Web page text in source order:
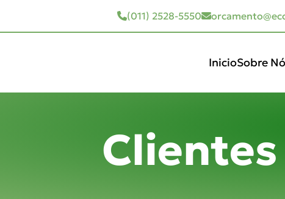
(011) 2528-5550
InicioSobre